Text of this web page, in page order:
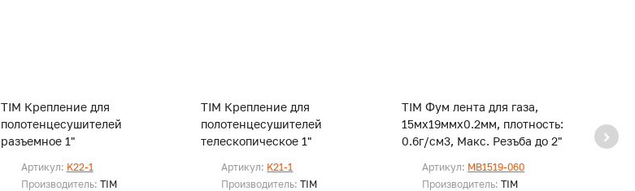
TIM Крепление для
полотенцесушителей
разъемное 1"
Артикул: K22-1
Производитель: TIM
TIM Крепление для
полотенцесушителей
телескопическое 1"
Артикул: K21-1
Производитель:TIM
TIM Фум лента для газа,
15мх19ммх0.2мм, плотность:
0.6г/см3, Макс. Резъба до 2"
Артикул: MB1519-060
Производитель:TIM